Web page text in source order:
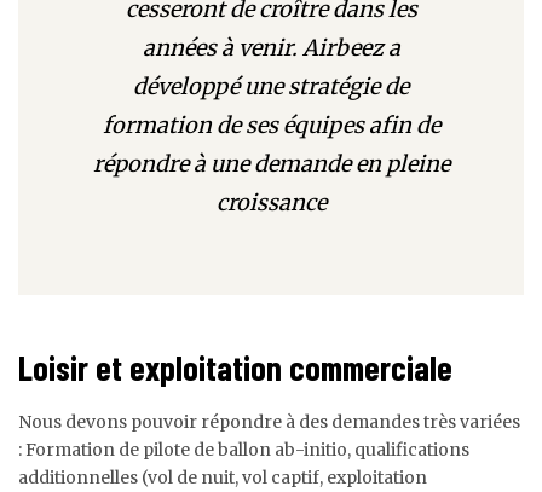
cesseront de croître dans les
années à venir. Airbeez a
développé une stratégie de
formation de ses équipes afin de
répondre à une demande en pleine
croissance
Loisir et exploitation commerciale
Nous devons pouvoir répondre à des demandes très variées
: Formation de pilote de ballon ab-initio, qualifications
additionnelles (vol de nuit, vol captif, exploitation